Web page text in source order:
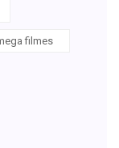
filmes